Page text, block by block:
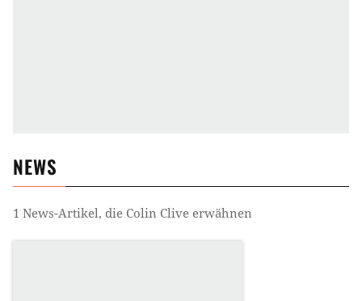
NEWS
1 News-Artikel, die Colin Clive erwähnen